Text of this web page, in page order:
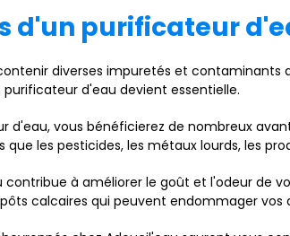
d'un purificateur
diverses impuretés et
d'eau devient essentielle.
d'eau, vous bénéficierez de nombreux
que les pesticides, les métaux lourds, les
contribue à améliorer le goût et l'odeur de
calcaires qui peuvent endommager